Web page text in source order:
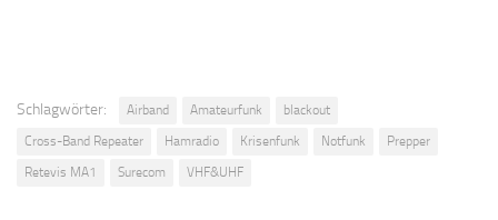
Schlagwörter: Airband Amateurfunk
blackout
Cross-Band Repeater
Hamradio Krisenfunk Notfunk
Prepper
Retevis MA1
Surecom VHF&UHF